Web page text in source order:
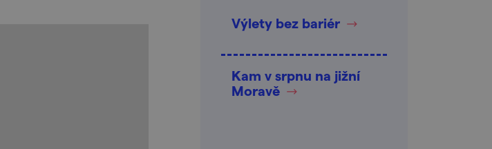
Výlety bez bariér
Kam v srpnu na jižní
Moravě